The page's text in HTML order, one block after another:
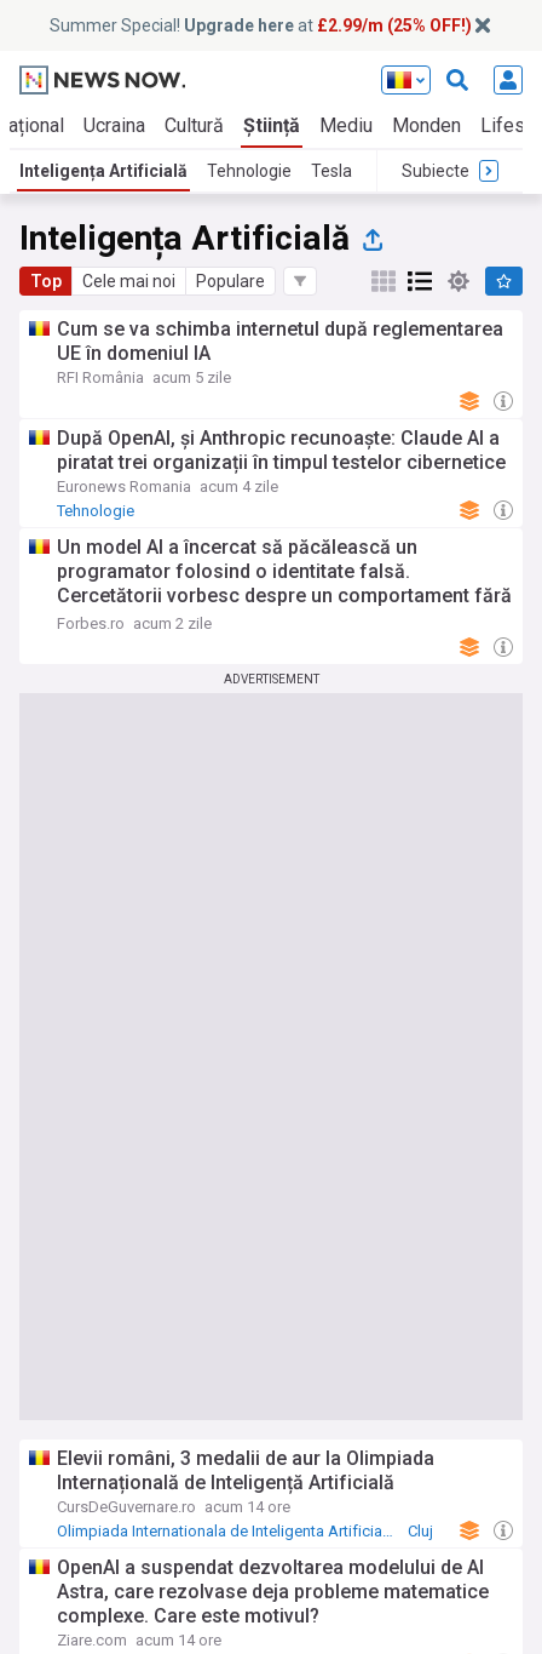
Summer Special! Upgrade hereat £2.99/m (25% OFF!)
Ucraina Cultură Știință Mediu Monden
Inteligența Artificială Tehnologie Tesla Subiecte
Inteligența Artificială
Top Cele mai noi Populare
Cum se va schimba internetul după reglementarea
UE în domeniul IA
RFI România acum 5 zile
După OpenAI, și Anthropic recunoaște: Claude AI a
piratat trei organizații în timpul testelor cibernetice
Euronews Romania acum 4 zile
Tehnologie
Un model AI a încercat să păcălească un
programator folosind o identitate falsă.
Cercetătorii vorbesc despre un comportament fără
precedent
Forbes.ro acum 2 zile
ADVERTISEMENT
Elevii români, 3 medalii de aur la Olimpiada
Internațională de Inteligență Artificială
CursDeGuvernare.ro acum 14 ore
Olimpiada Internationala de Inteligenta Artificiala
Cluj
OpenAI a suspendat dezvoltarea modelului de AI
Astra, care rezolvase deja probleme matematice
complexe. Care este motivul?
Ziare.com acum 14 ore